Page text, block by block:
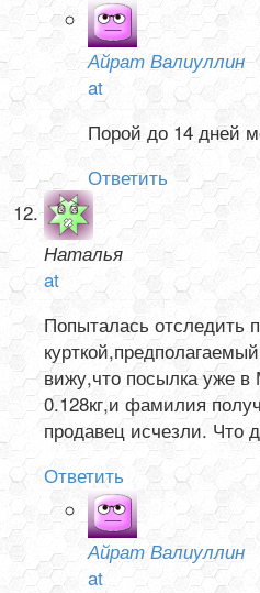
Айрат Валиуллин
at
Порой до 14 дней
Ответить
Наталья
at
Попыталась отследить
вижу,что посылка уже в
0.128кг,и фамилия
продавец исчезли. Что
Ответить
Айрат Валиуллин
at